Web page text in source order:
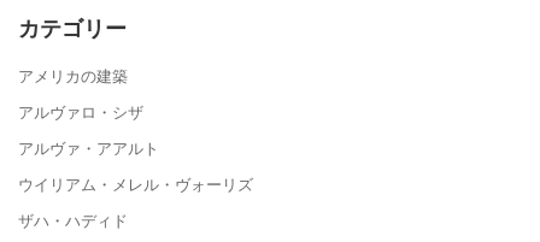
カテゴリー
アメリカの建築
アルヴァロ・シザ
アルヴァ・アアルト
ウイリアム・メレル・ヴォーリズ
ザハ・ハディド